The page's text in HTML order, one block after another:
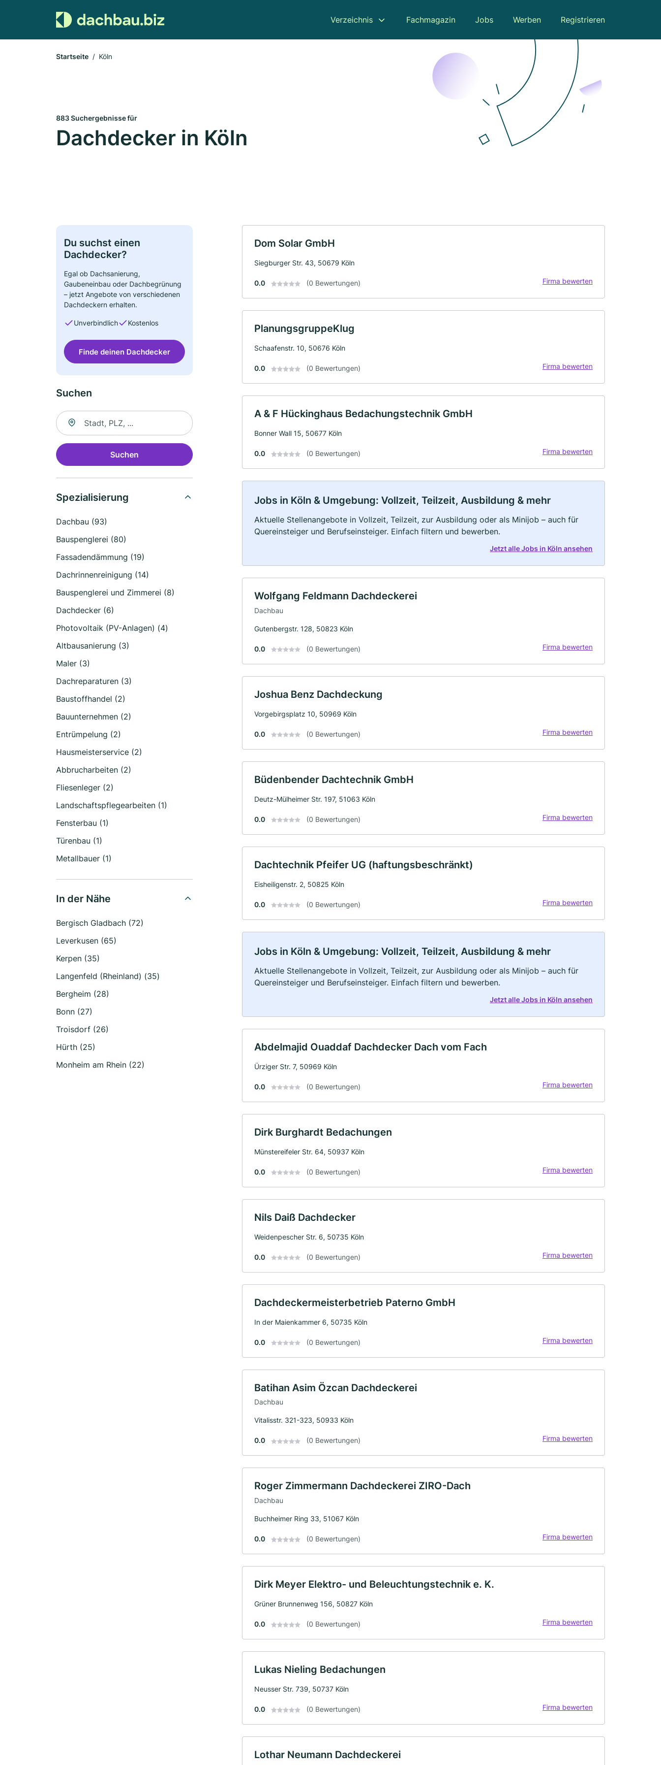
Verzeichnis Fachmagazin Jobs Werben Registrieren
Startseite Köln
883 Suchergebnisse für
Dachdecker in Köln
Du suchst einen
Dachdecker?
Egal ob Dachsanierung,
Gaubeneinbau oder Dachbegrünung
– jetzt Angebote von verschiedenen
Dachdeckern erhalten.
Unverbindlich Kostenlos
Finde deinen Dachdecker
Suchen
Suche nach Ort
Suchen
Spezialisierung
Dachbau (93)
Bauspenglerei (80)
Fassadendämmung (19)
Dachrinnenreinigung (14)
Bauspenglerei und Zimmerei (8)
Dachdecker (6)
Photovoltaik (PV-Anlagen) (4)
Altbausanierung (3)
Maler (3)
Dachreparaturen (3)
Baustoffhandel (2)
Bauunternehmen (2)
Entrümpelung (2)
Hausmeisterservice (2)
Abbrucharbeiten (2)
Fliesenleger (2)
Landschaftspflegearbeiten (1)
Fensterbau (1)
Türenbau (1)
Metallbauer (1)
In der Nähe
Bergisch Gladbach (72)
Leverkusen (65)
Kerpen (35)
Langenfeld (Rheinland) (35)
Bergheim (28)
Bonn (27)
Troisdorf (26)
Hürth (25)
Monheim am Rhein (22)
Dom Solar GmbH
Siegburger Str. 43, 50679 Köln
0.0 (0 Bewertungen) Firma bewerten
PlanungsgruppeKlug
Schaafenstr. 10, 50676 Köln
0.0 (0 Bewertungen) Firma bewerten
A & F Hückinghaus Bedachungstechnik GmbH
Bonner Wall 15, 50677 Köln
0.0 (0 Bewertungen) Firma bewerten
Jobs in Köln & Umgebung: Vollzeit, Teilzeit, Ausbildung & mehr
Aktuelle Stellenangebote in Vollzeit, Teilzeit, zur Ausbildung oder als Minijob – auch für
Quereinsteiger und Berufseinsteiger. Einfach filtern und bewerben.
Jetzt alle Jobs in Köln ansehen
Wolfgang Feldmann Dachdeckerei
Dachbau
Gutenbergstr. 128, 50823 Köln
0.0 (0 Bewertungen) Firma bewerten
Joshua Benz Dachdeckung
Vorgebirgsplatz 10, 50969 Köln
0.0 (0 Bewertungen) Firma bewerten
Büdenbender Dachtechnik GmbH
Deutz-Mülheimer Str. 197, 51063 Köln
0.0 (0 Bewertungen) Firma bewerten
Dachtechnik Pfeifer UG (haftungsbeschränkt)
Eisheiligenstr. 2, 50825 Köln
0.0 (0 Bewertungen) Firma bewerten
Jobs in Köln & Umgebung: Vollzeit, Teilzeit, Ausbildung & mehr
Aktuelle Stellenangebote in Vollzeit, Teilzeit, zur Ausbildung oder als Minijob – auch für
Quereinsteiger und Berufseinsteiger. Einfach filtern und bewerben.
Jetzt alle Jobs in Köln ansehen
Abdelmajid Ouaddaf Dachdecker Dach vom Fach
Ürziger Str. 7, 50969 Köln
0.0 (0 Bewertungen) Firma bewerten
Dirk Burghardt Bedachungen
Münstereifeler Str. 64, 50937 Köln
0.0 (0 Bewertungen) Firma bewerten
Nils Daiß Dachdecker
Weidenpescher Str. 6, 50735 Köln
0.0 (0 Bewertungen) Firma bewerten
Dachdeckermeisterbetrieb Paterno GmbH
In der Maienkammer 6, 50735 Köln
0.0 (0 Bewertungen) Firma bewerten
Batihan Asim Özcan Dachdeckerei
Dachbau
Vitalisstr. 321-323, 50933 Köln
0.0 (0 Bewertungen) Firma bewerten
Roger Zimmermann Dachdeckerei ZIRO-Dach
Dachbau
Buchheimer Ring 33, 51067 Köln
0.0 (0 Bewertungen) Firma bewerten
Dirk Meyer Elektro- und Beleuchtungstechnik e. K.
Grüner Brunnenweg 156, 50827 Köln
0.0 (0 Bewertungen) Firma bewerten
Lukas Nieling Bedachungen
Neusser Str. 739, 50737 Köln
0.0 (0 Bewertungen) Firma bewerten
Lothar Neumann Dachdeckerei